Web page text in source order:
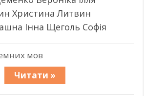
Христина Литвин
Інна Щеголь Софія
мов
Читати »